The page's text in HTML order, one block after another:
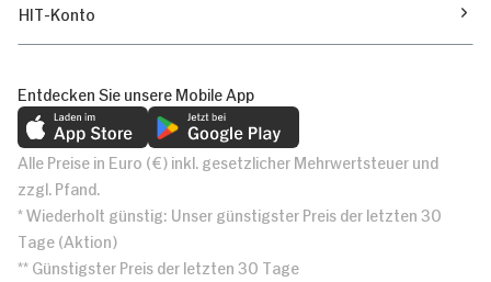
HIT-Konto
Entdecken Sie unsere Mobile App
Alle Preise in Euro (€) inkl. gesetzlicher Mehrwertsteuer und
zzgl. Pfand.
* Wiederholt günstig: Unser günstigster Preis der letzten 30
Tage (Aktion)
** Günstigster Preis der letzten 30 Tage